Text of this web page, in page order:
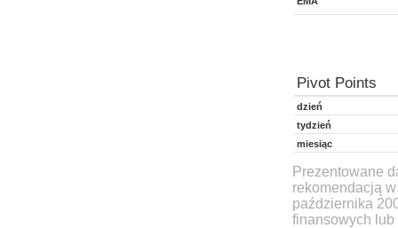
Pivot Points
dzień
tydzień
miesiąc
Prezentowane
rekomendacją
października
finansowych lub